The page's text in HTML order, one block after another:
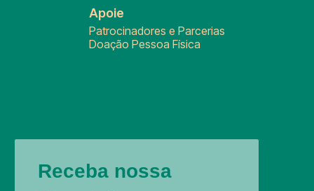
Apoie
Patrocinadores e Parcerias
Doação Pessoa Física